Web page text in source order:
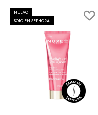
MAKEUP BY MARIO
MARC JACOBS PERFUMES
MEDICUBE
NUEVO
SOLO EN SEPHORA
Ver más